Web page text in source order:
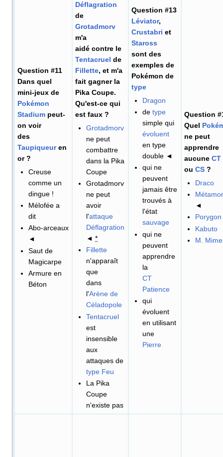
Question #11
Dans quel
mini-jeux de
Pokémon
Stadium peut-
on voir
des
Taupiqueuren
or ?
Creuse
comme un
dingue !
Mélofée a
dit
Abo-arceaux
◄
Saut de
Magicarpe
Armure en
Béton
Déflagration
de
Grotadmorv
m'a
aidé contre le
Tentacruel de
Fillette, et m'a
fait gagner la
Pika Coupe.
Qu'est-ce qui
est faux ?
Grotadmorv
ne peut
combattre
dans la Pika
Coupe
Grotadmorv
ne peut
avoir
l'attaque
Déflagration
◄*
Fillette
n'apparaît
que
dans
l'Arène de
Céladopole
Tentacruel
est
insensible
aux
attaques de
type Feu
La Pika
Coupe
n'existe pas
Question #13
Léviator,
Crustabri et
Staross
sont des
exemples de
Pokémon de
type
Dragon
detype
simple qui
évoluent
en type
double ◄
qui ne
peuvent
jamais être
trouvés à
l'état
sauvage
qui ne
peuvent
apprendre
la
CT
Patience
qui
évoluent
en utilisant
une
Pierre
Question
Quel
ne peut
apprendre
aucune CT
ou CS ?
Draco
◄
Porygon
Kabuto
M. Mime